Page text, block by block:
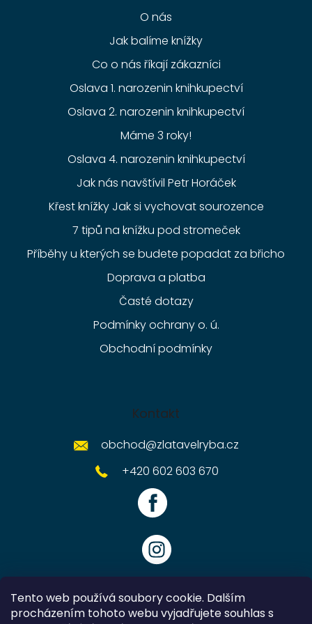
Tento web používá soubory cookie. Dalším
procházením tohoto webu vyjadřujete souhlas s
O nás
Jak balíme knížky
Co o nás říkají zákazníci
Oslava 1. narozenin knihkupectví
Oslava 2. narozenin knihkupectví
Máme 3 roky!
Oslava 4. narozenin knihkupectví
Jak nás navštívil Petr Horáček
Křest knížky Jak si vychovat sourozence
7 tipů na knížku pod stromeček
Příběhy u kterých se budete popadat za břicho
Doprava a platba
Časté dotazy
Podmínky ochrany o. ú.
Obchodní podmínky
Kontakt
obchod@zlatavelryba.cz
+420 602 603 670